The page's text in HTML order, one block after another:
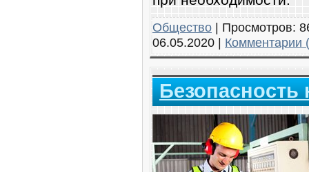
Общество | Просмотров:
06.05.2020 | Комментарии
Безопасность